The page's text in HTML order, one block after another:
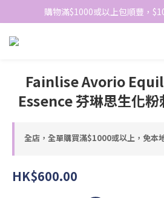
網站免費登記會員，會員優惠
購物滿$1000或以上包順豐，
網站免費登記會員，會員優惠價
Fainlise Avorio
Essence 芬琳思生化
全店，全單購買滿$1000或以上，免本
HK$600.00